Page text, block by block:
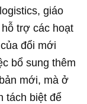
giáo
trợ các hoạt
đổi mới
bổ sung thêm
mới, mà ở
tách biệt để